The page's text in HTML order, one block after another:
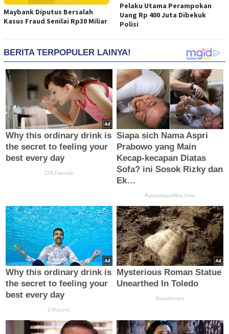
Maybank Diputus Bersalah
Kasus Fraud Senilai Rp30 Miliar
Pelaku Utama Perampokan
Uang Rp 400 Juta Dibekuk
Polisi